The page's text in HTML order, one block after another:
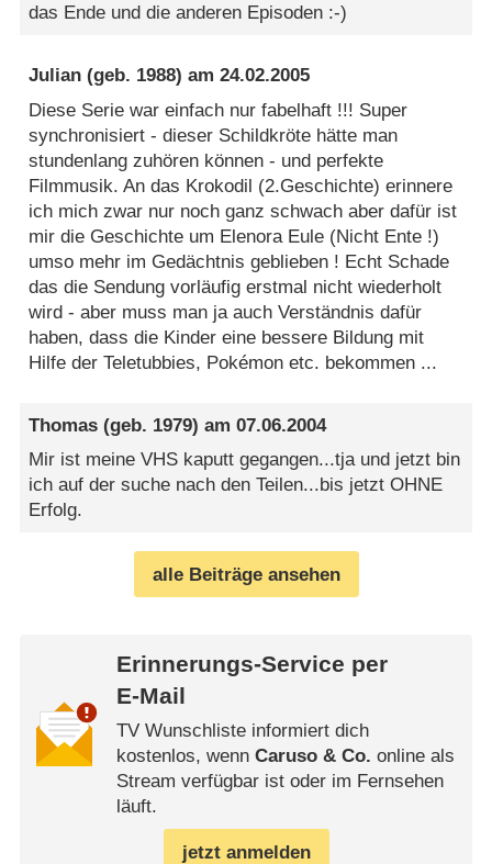
das Ende und die anderen Episoden :-)
Julian (geb. 1988) am24.02.2005
Diese Serie war einfach nur fabelhaft !!! Super
synchronisiert - dieser Schildkröte hätte man
stundenlang zuhören können - und perfekte
Filmmusik. An das Krokodil (2.Geschichte) erinnere
ich mich zwar nur noch ganz schwach aber dafür ist
mir die Geschichte um Elenora Eule (Nicht Ente !)
umso mehr im Gedächtnis geblieben ! Echt Schade
das die Sendung vorläufig erstmal nicht wiederholt
wird - aber muss man ja auch Verständnis dafür
haben, dass die Kinder eine bessere Bildung mit
Hilfe der Teletubbies, Pokémon etc. bekommen ...
Thomas (geb. 1979) am07.06.2004
Mir ist meine VHS kaputt gegangen...tja und jetzt bin
ich auf der suche nach den Teilen...bis jetzt OHNE
Erfolg.
alle Beiträge ansehen
Erinnerungs-Service per
E-Mail
TV Wunschliste informiert dich
kostenlos, wenn Caruso & Co. online als
Stream verfügbar ist oder im Fernsehen
läuft.
jetzt anmelden